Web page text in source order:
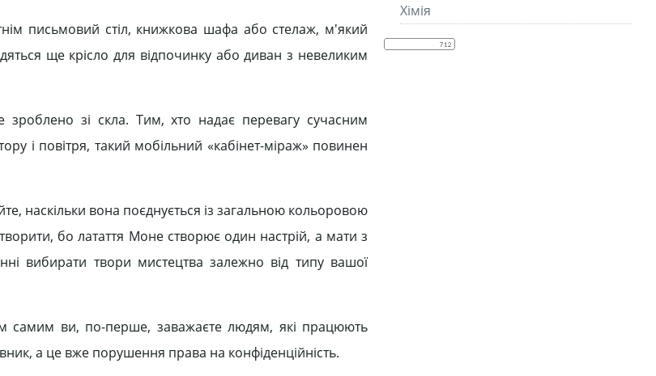
письмовий стіл, книжкова шафа або стелаж, м'який
ще крісло для відпочинку або диван з невеликим
зі скла. Тим, хто надає перевагу сучасним
і повітря, такий мобільний «кабінет-міраж» повинен
наскільки вона поєднується із загальною кольоровою
бо латаття Моне створює один настрій, а мати з
вибирати твори мистецтва залежно від типу вашої
самим ви, по-перше, заважаєте людям, які працюють
а це вже порушення права на конфіденційність.
Хімія